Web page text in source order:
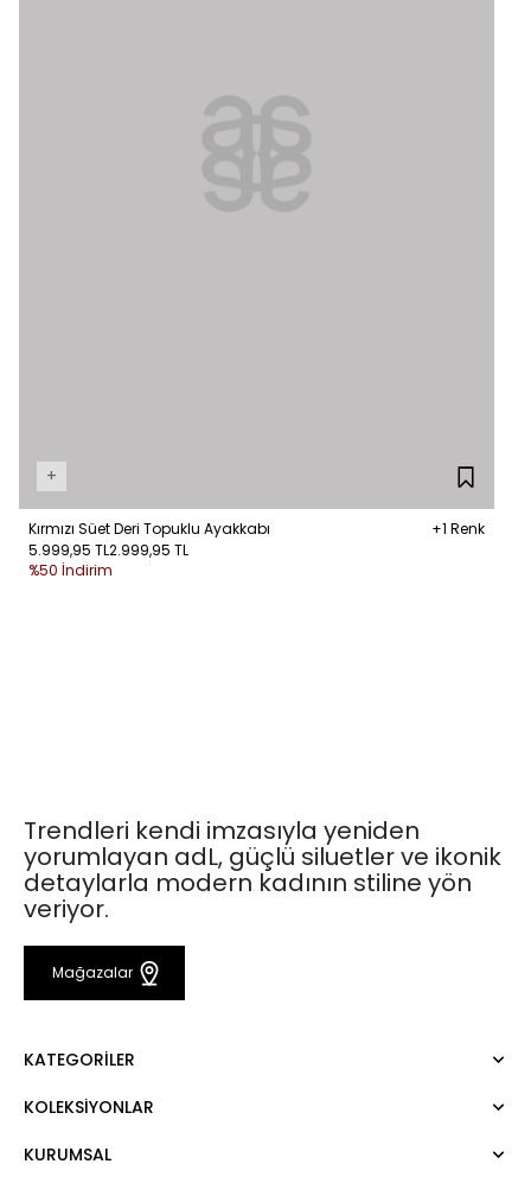
+
Kırmızı Süet Deri Topuklu Ayakkabı
+1 Renk
5.999,95 TL2.999,95 TL
%50 İndirim
Trendleri kendi imzasıyla yeniden
yorumlayan adL, güçlü siluetler ve ikonik
detaylarla modern kadının stiline yön
veriyor.
Mağazalar
KATEGORILER
Elbise
KOLEKSIYONLAR
Mert Aslan
KURUMSAL